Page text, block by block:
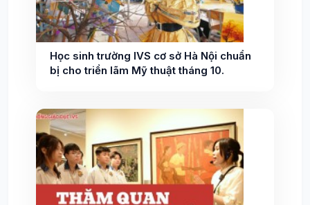
Học sinh trường IVS cơ sở Hà Nội chuẩn
bị cho triển lãm Mỹ thuật tháng 10.